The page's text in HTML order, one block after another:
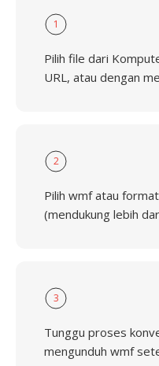
1
Pilih file dari
URL, atau dengan
2
Pilih wmf atau
(mendukung lebih
3
Tunggu proses
mengunduh wmf